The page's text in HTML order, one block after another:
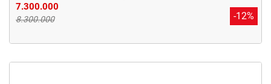
7.300.000
8.300.000 -12%